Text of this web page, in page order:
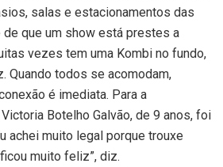
salas e estacionamentos das
que um show está prestes a
vezes tem uma Kombi no fundo,
Quando todos se acomodam,
é imediata. Para a
Botelho Galvão, de 9 anos, foi
achei muito legal porque trouxe
muito feliz”, diz.